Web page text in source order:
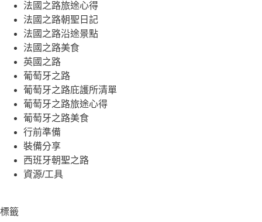
法國之路旅途心得
法國之路朝聖日記
法國之路沿途景點
法國之路美食
英國之路
葡萄牙之路
葡萄牙之路庇護所清單
葡萄牙之路旅途心得
葡萄牙之路美食
行前準備
裝備分享
西班牙朝聖之路
資源/工具
標籤